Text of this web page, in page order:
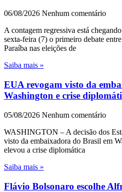
06/08/2026 Nenhum comentário
A contagem regressiva está
sexta-feira (7) o primeiro debate
Paraíba nas eleições de
Saiba mais »
EUA revogam visto da
Washington e crise
05/08/2026 Nenhum comentário
WASHINGTON – A decisão dos
visto da embaixadora do Brasil em
elevou a crise diplomática
Saiba mais »
Flávio Bolsonaro escolhe